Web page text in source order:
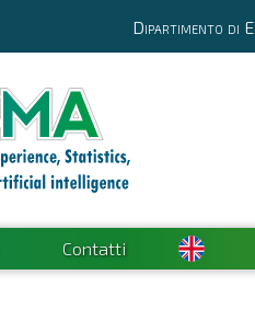
Dipartimento di
Contatti